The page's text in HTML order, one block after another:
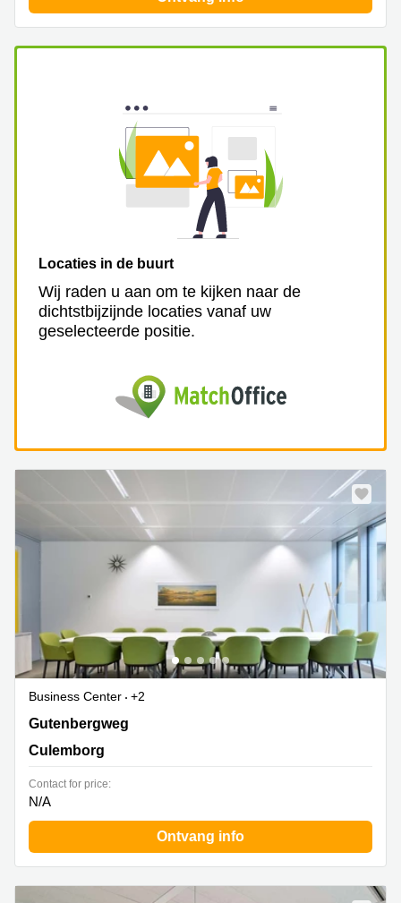
Arnhem
Kantoorruimte
Kantoor
Hengelo
Bedrijfsruimte
Locaties in de buurt
Wij raden u aan om te kijken naar de
dichtstbijzijnde locaties vanaf uw
geselecteerde positie.
Business Center
+2
Gutenbergweg 1, Culemborg
Gutenbergweg
Culemborg
Contact for price:
N/A
Ontvang info